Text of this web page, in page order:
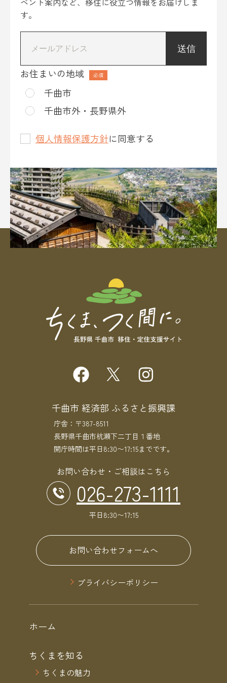
す。
お住まいの地域
千曲市
千曲市外・長野県外
個人情報保護方針に同意する
千曲市 経済部 ふるさと振興課
庁舎：〒387-8511
長野県千曲市杭瀬下二丁目１番地
開庁時間は平日8:30〜17:15までです。
お問い合わせ・ご相談はこちら
026-273-1111
平日8:30〜17:15
お問い合わせフォームへ
プライバシーポリシー
ホーム
ちくまを知る
ちくまの魅力